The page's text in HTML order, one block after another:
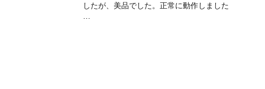
したが、美品でした。正常に動作しました